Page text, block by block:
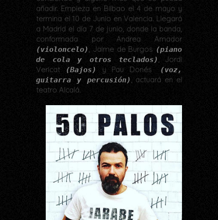
añadir. Empieza en Bilbao el 4 de mayo y
termina el 10 de Junio en Valencia. Llegará
a Madrid el día 7 de junio, donde la banda,
conformada por Andrea Amador
(violoncelo), Jaime de Burgos(piano
de cola y otros teclados), Jordi
Vericat(Bajos)y Pau Donés(voz,
guitarra y percusión), actuará en el
teatro Alcalá.